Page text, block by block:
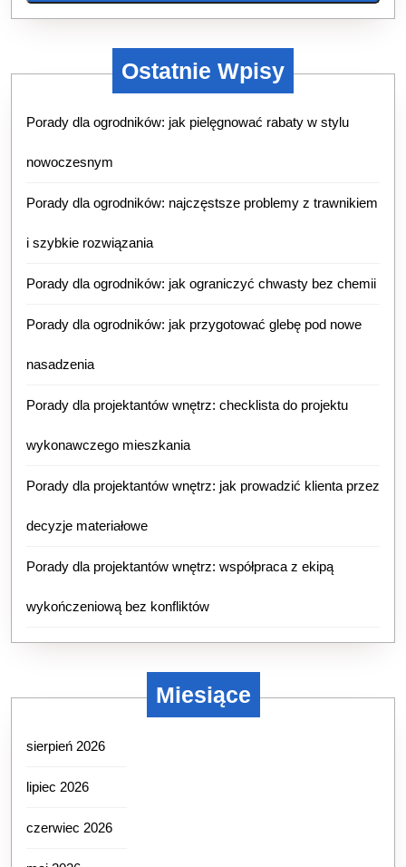
Ostatnie Wpisy
Porady dla ogrodników: jak pielęgnować rabaty w stylu
nowoczesnym
Porady dla ogrodników: najczęstsze problemy z trawnikiem
i szybkie rozwiązania
Porady dla ogrodników: jak ograniczyć chwasty bez chemii
Porady dla ogrodników: jak przygotować glebę pod nowe
nasadzenia
Porady dla projektantów wnętrz: checklista do projektu
wykonawczego mieszkania
Porady dla projektantów wnętrz: jak prowadzić klienta przez
decyzje materiałowe
Porady dla projektantów wnętrz: współpraca z ekipą
wykończeniową bez konfliktów
Miesiące
sierpień 2026
lipiec 2026
czerwiec 2026